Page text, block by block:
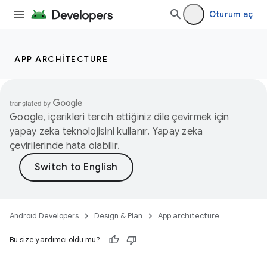
Oturum aç
APP ARCHITECTURE
Google, içerikleri tercih ettiğiniz dile çevirmek için
yapay zeka teknolojisini kullanır. Yapay zeka
çevirilerinde hata olabilir.
Android Developers Design & Plan App architecture
Bu size yardımcı oldu mu?